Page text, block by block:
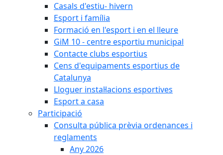
Casals d'estiu- hivern
Esport i família
Formació en l'esport i en el lleure
GiM 10 - centre esportiu municipal
Contacte clubs esportius
Cens d'equipaments esportius de
Catalunya
Lloguer instal·lacions esportives
Esport a casa
Participació
Consulta pública prèvia ordenances i
reglaments
Any 2026